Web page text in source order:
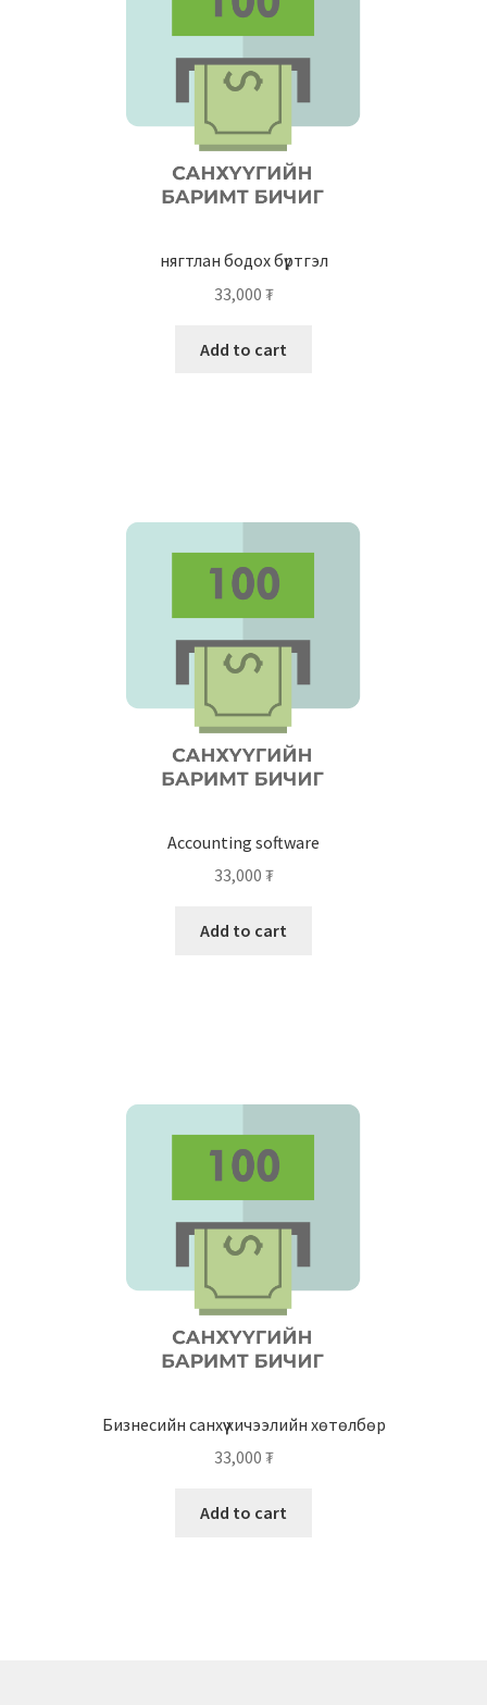
нягтлан бодох бүртгэл
33,000 ₮
Add to cart
Accounting software
33,000 ₮
Add to cart
Бизнесийн санхүү хичээлийн хөтөлбөр
33,000 ₮
Add to cart